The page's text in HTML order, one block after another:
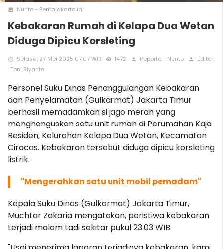
photo Nurito - Beritajakarta.id
Kebakaran Rumah di Kelapa Dua Wetan
Diduga Dipicu Korsleting
access_time Selasa, 27 Mei 2025 07:07 WIB remove_red_eye 1472 person Reporter : Nurito person
Editor
: Toni Riyanto
Personel Suku Dinas Penanggulangan Kebakaran
dan Penyelamatan (Gulkarmat) Jakarta Timur
berhasil memadamkan si jago merah yang
menghanguskan satu unit rumah di Perumahan Kaja
Residen, Kelurahan Kelapa Dua Wetan, Kecamatan
Ciracas. Kebakaran tersebut diduga dipicu korsleting
listrik.
"Mengerahkan satu unit mobil pemadam"
Kepala Suku Dinas (Gulkarmat) Jakarta Timur,
Muchtar Zakaria mengatakan, peristiwa kebakaran
terjadi malam tadi sekitar pukul 23.03 WIB.